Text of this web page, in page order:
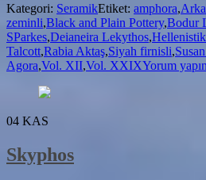
Kategori: SeramikEtiket: amphora,
zeminli,Black and Plain Pottery,Bodur
SParkes,Deianeira Lekythos,
Talcott,Rabia Aktaş,Siyah firnisli,
Agora,Vol. XII,Vol. XXIXYorum yapın
04 KAS
Skyphos